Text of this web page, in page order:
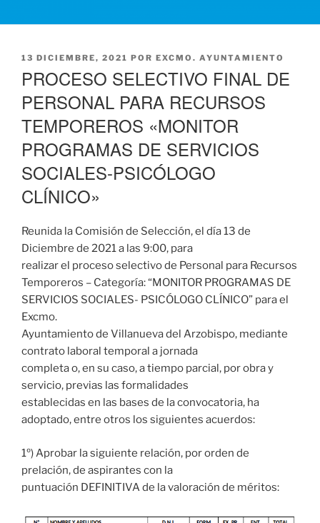
PUBLICADO
13 DICIEMBRE, 2021 POR EXCMO. AYUNTAMIENTO
PROCESO SELECTIVO FINAL DE
PERSONAL PARA RECURSOS
TEMPOREROS «MONITOR
PROGRAMAS DE SERVICIOS
SOCIALES-PSICÓLOGO
CLÍNICO»
Reunida la Comisión de Selección, el día 13 de
Diciembre de 2021 a las 9:00, para
realizar el proceso selectivo de Personal para Recursos
Temporeros – Categoría: “MONITOR PROGRAMAS DE
SERVICIOS SOCIALES- PSICÓLOGO CLÍNICO” para el
Excmo.
Ayuntamiento de Villanueva del Arzobispo, mediante
contrato laboral temporal a jornada
completa o, en su caso, a tiempo parcial, por obra y
servicio, previas las formalidades
establecidas en las bases de la convocatoria, ha
adoptado, entre otros los siguientes acuerdos:
1º) Aprobar la siguiente relación, por orden de
prelación, de aspirantes con la
puntuación DEFINITIVA de la valoración de méritos: